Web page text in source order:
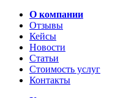
О компании
Отзывы
Кейсы
Новости
Статьи
Стоимость услуг
Контакты